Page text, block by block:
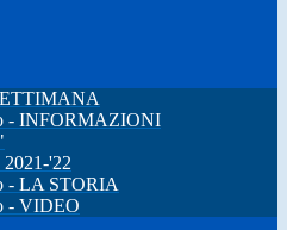
- INFORMAZIONI
'22
- LA STORIA
- VIDEO